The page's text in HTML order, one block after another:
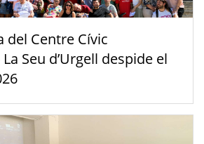
del Centre Cívic
La Seu d’Urgell despide el